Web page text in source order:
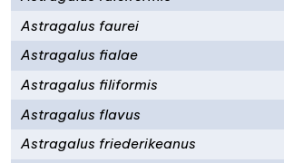
Astragalus faurei
Astragalus fialae
Astragalus filiformis
Astragalus flavus
Astragalus friederikeanus